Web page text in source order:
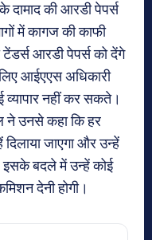
की आरडी पेपर्स
में कागज की काफी
आरडी पेपर्स को देंगे
आईएएस अधिकारी
नहीं कर सकते।
ने उनसे कहा कि हर
जाएगा और उन्हें
इसके बदले में उन्हें कोई
देनी होगी।